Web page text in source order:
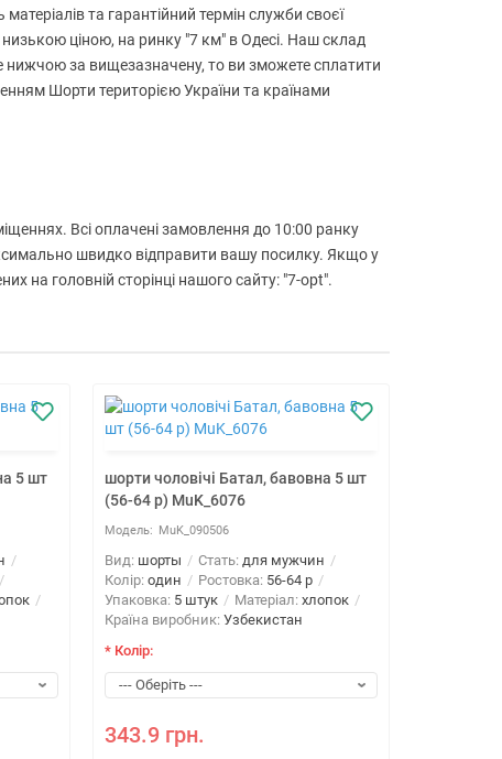
та гарантійний термін служби своєї
ціною, на ринку "7 км" в Одесі. Наш склад
нижчою за вищезазначену, то ви зможете сплатити
Шорти територією України та країнами
Всі оплачені замовлення до 10:00 ранку
швидко відправити вашу посилку. Якщо у
на головній сторінці нашого сайту: "7-opt".
5 шт
шорти чоловічі Батал, бавовна 5 шт
(56-64 р) MuK_6076
MuK_090506
Вид: шорты Стать: для мужчин
Колір: один Ростовка: 56-64 р
Упаковка: 5 штук Матеріал: хлопок
Країна виробник: Узбекистан
* Колір:
343.9 грн.